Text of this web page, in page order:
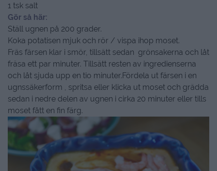
1 tsk salt
Gör så här:
Ställ ugnen på 200 grader.
Koka potatisen mjuk och rör / vispa ihop moset.
Fräs färsen klar i smör, tillsätt sedan grönsakerna och låt
fräsa ett par minuter. Tillsätt resten av ingredienserna
och låt sjuda upp en tio minuter.Fördela ut färsen i en
ugnssäkerform , spritsa eller klicka ut moset och grädda
sedan i nedre delen av ugnen i cirka 20 minuter eller tills
moset fått en fin färg.